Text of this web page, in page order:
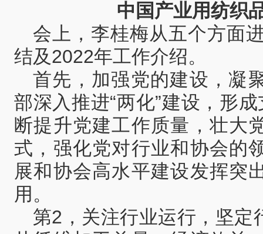
中国产业用纺织
会上，李桂梅从五个方面
结及2022年工作介绍。
首先，加强党的建设，凝
部深入推进“两化”建设，形
断提升党建工作质量，壮大
式，强化党对行业和协会的
展和协会高水平建设发挥突
用。
第2，关注行业运行，坚定